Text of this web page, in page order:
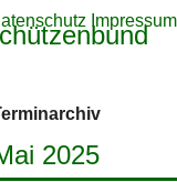
Impressum
2025